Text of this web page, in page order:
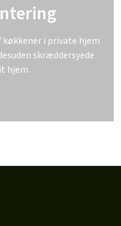
i private hjem
skræddersyede
hjem.